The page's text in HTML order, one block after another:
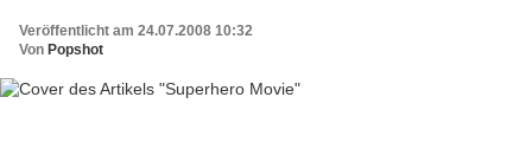
Veröffentlicht am 24.07.2008 10:32
Von Popshot